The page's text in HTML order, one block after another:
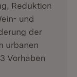
Reduktion
und
der
urbanen
Vorhaben